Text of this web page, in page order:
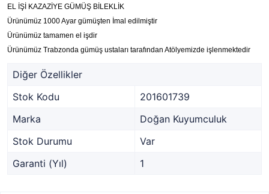
EL İŞİ KAZAZİYE GÜMÜŞ BİLEKLİK
Ürünümüz 1000 Ayar gümüşten İmal edilmiştir
Ürünümüz tamamen el işdir
Ürünümüz Trabzonda gümüş ustaları tarafından Atölyemizde işlenmektedir
Diğer Özellikler
Stok Kodu
201601739
Marka
Doğan Kuyumculuk
Stok Durumu
Var
Garanti (Yıl)
1